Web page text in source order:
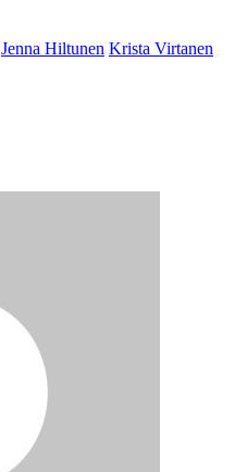
Jenna Hiltunen Krista Virtanen